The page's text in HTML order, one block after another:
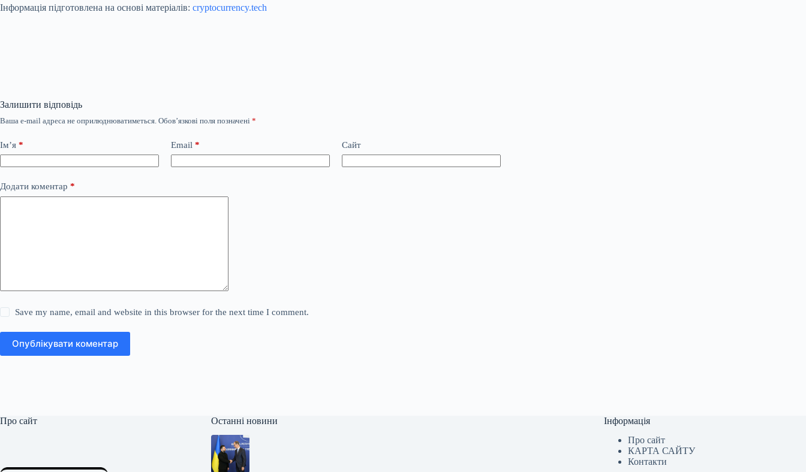
Інформація підготовлена на основі матеріалів: cryptocurrency.tech
Залишити відповідь
Ваша e-mail адреса не оприлюднюватиметься. Обов’язкові поля позначені *
Ім’я * Email * Сайт
Додати коментар *
Save my name, email and website in this browser for the next time I comment.
Опублікувати коментар
Про сайт Останні новини
Інформація
Про сайт
КАРТА САЙТУ
Контакти